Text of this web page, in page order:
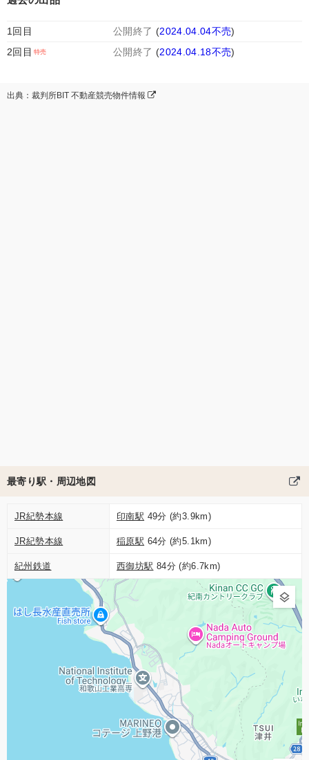
1回目 公開終了 (2024.04.04不売)
2回目
公開終了 (2024.04.18不売)
出典：裁判所BIT 不動産競売物件情報
最寄り駅・周辺地図
JR紀勢本線 印南駅 49分 (約3.9km)
JR紀勢本線 稲原駅 64分 (約5.1km)
紀州鉄道 西御坊駅 84分 (約6.7km)